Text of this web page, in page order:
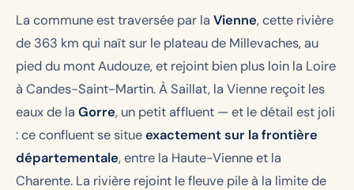
La commune est traversée par la Vienne, cette rivière
de 363 km qui naît sur le plateau de Millevaches, au
pied du mont Audouze, et rejoint bien plus loin la Loire
à Candes-Saint-Martin. À Saillat, la Vienne reçoit les
eaux de la Gorre, un petit affluent — et le détail est joli
: ce confluent se situeexactement sur la frontière
départementale, entre la Haute-Vienne et la
Charente. La rivière rejoint le fleuve pile à la limite de